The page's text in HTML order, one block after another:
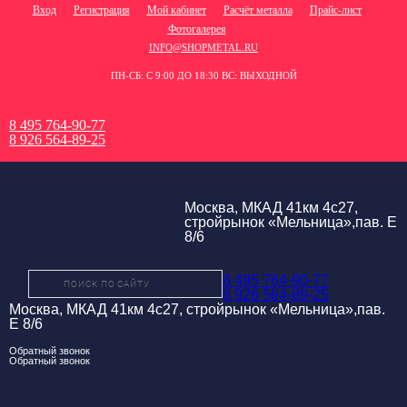
Вход Регистрация Мой кабинет Расчёт металла
Прайс-лист
Фотогалерея
INFO@SHOPMETAL.RU
ПН-СБ: С 9:00 ДО 18:30 ВС: ВЫХОДНОЙ
8 495 764-90-77
8 926 564-89-25
Москва, МКАД 41км 4с27,
стройрынок «Мельница»,пав. Е
8/6
8 495 764-90-77
8 926 564-89-25
Москва, МКАД 41км 4с27, стройрынок «Мельница»,пав.
Е 8/6
Обратный звонок
Обратный звонок